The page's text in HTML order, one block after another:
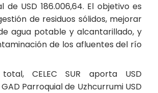
de USD 186.006,64. El objetivo es
de residuos sólidos, mejorar
agua potable y alcantarillado, y
de los afluentes del río
CELEC SUR aporta USD
Parroquial de Uzhcurrumi USD